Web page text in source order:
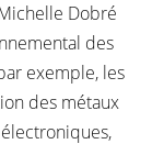
Dobré
des
exemple, les
des métaux